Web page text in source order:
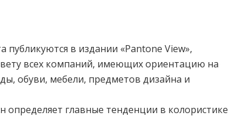
в издании «Pantone View»,
всех компаний, имеющих ориентацию на
обуви, мебели, предметов дизайна и
главные тенденции в колористике